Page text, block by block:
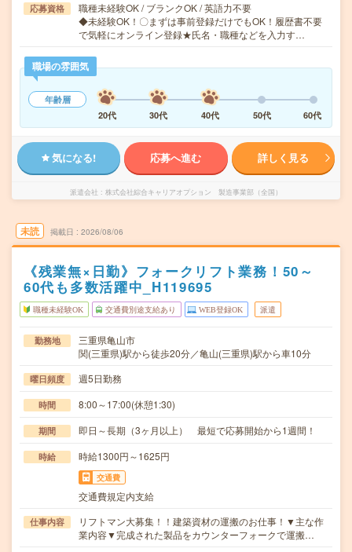
応募資格
職種未経験OK / ブランクOK / 英語力不要
◆未経験OK！〇まずは事前登録だけでもOK！履歴書不要
で気軽にオンライン登録★氏名・職種などを入力す…
職場の雰囲気
年齢層
20代
30代 40代 50代 60代
気になる! 応募へ進む 詳しく見る
派遣会社 株式会社綜合キャリアオプション 製造事業部（全国）
未読 掲載日 2026/08/06
《残業無×日勤》フォークリフト業務！50～
60代も多数活躍中_H119695
職種未経験OK 交通費別途支給あり WEB登録OK 派遣
勤務地
三重県亀山市
関(三重県)駅から徒歩20分／亀山(三重県)駅から車10分
曜日頻度 週5日勤務
時間 8:00～17:00(休憩1:30)
期間 即日～長期（3ヶ月以上） 最短で応募開始から1週間！
時給 時給1300円～1625円
交通費
交通費規定内支給
仕事内容
リフトマン大募集！！建築資材の運搬のお仕事！▼主な作
業内容▼完成された製品をカウンターフォークで運搬…